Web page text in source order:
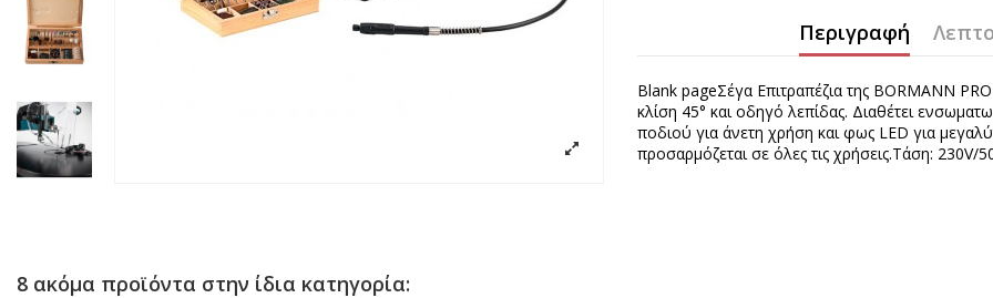
Περιγραφή
Blank pageΣέγα Επιτραπέζια της BORMANN
κλίση 45° και οδηγό λεπίδας. Διαθέτει
ποδιού για άνετη χρήση και φως LED για
προσαρμόζεται σε όλες τις χρήσεις.Τάση: 230V/
8 ακόμα προϊόντα στην ίδια κατηγορία: